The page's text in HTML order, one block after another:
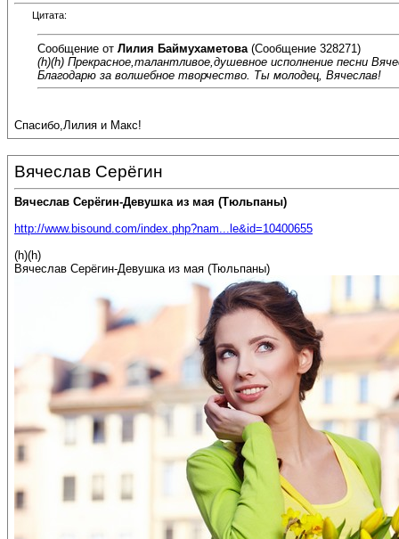
Цитата:
Сообщение от Лилия Баймухаметова (Сообщение 328271)
(h)(h) Прекрасное,талантливое,душевное исполнение песни
Благодарю за волшебное творчество. Ты молодец, Вячеслав!
Спасибо,Лилия и Макс!
Вячеслав Серёгин
Вячеслав Серёгин-Девушка из мая (Тюльпаны)
http://www.bisound.com/index.php?nam...le&id=10400655
(h)(h)
Вячеслав Серёгин-Девушка из мая (Тюльпаны)